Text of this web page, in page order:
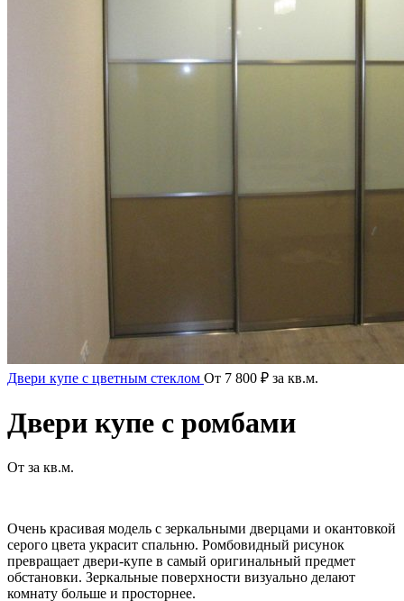
Двери купе с цветным стеклом От 7 800 ₽ за кв.м.
Двери купе с ромбами
От за кв.м.
Очень красивая модель с зеркальными дверцами и окантовкой
серого цвета украсит спальню. Ромбовидный рисунок
превращает двери-купе в самый оригинальный предмет
обстановки. Зеркальные поверхности визуально делают
комнату больше и просторнее.